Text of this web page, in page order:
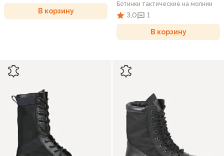
В корзину
Ботинки тактические на молнии
3,0 1
В корзину